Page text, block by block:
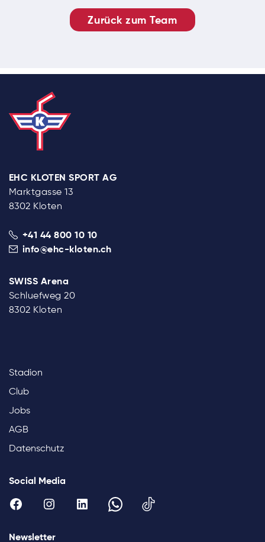
Zurück zum Team
EHC KLOTEN SPORT AG
Marktgasse 13
8302 Kloten
+41 44 800 10 10
info@ehc-kloten.ch
SWISS Arena
Schluefweg 20
8302 Kloten
Stadion
Club
Jobs
AGB
Datenschutz
Social Media
Newsletter